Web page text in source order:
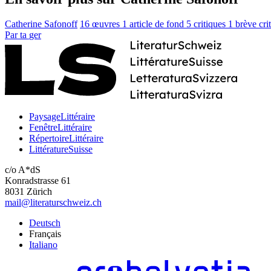
Catherine Safonoff 16 œuvres 1 article de fond 5 critiques 1 brève
Par ta ger
PaysageLittéraire
FenêtreLittéraire
RépertoireLittéraire
LittératureSuisse
c/o A*dS
Konradstrasse 61
8031 Zürich
mail@literaturschweiz.ch
Deutsch
Français
Italiano